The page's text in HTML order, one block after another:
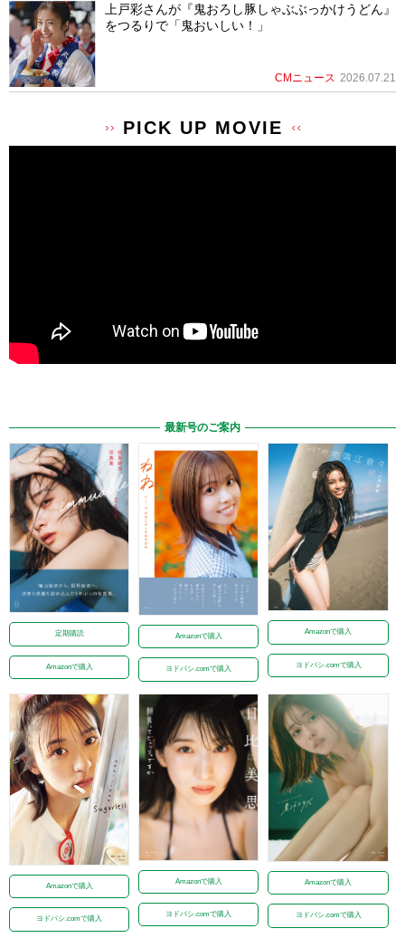
上戸彩さんが『鬼おろし豚しゃぶぶっかけうどん』
をつるりで「鬼おいしい！」
CMニュース 2026.07.21
PICK UP MOVIE
最新号のご案内
定期購読
Amazonで購入
Amazonで購入
ヨドバシ.comで購入
Amazonで購入
ヨドバシ.comで購入
Amazonで購入
ヨドバシ.comで購入
Amazonで購入
ヨドバシ.comで購入
Amazonで購入
ヨドバシ.comで購入